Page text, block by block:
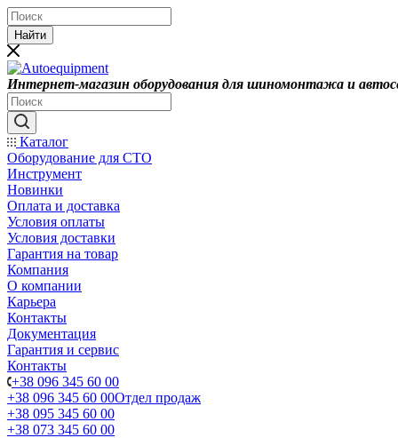
Найти
Интернет-магазин оборудования для шиномонтажа и
Каталог
Оборудование для СТО
Инструмент
Новинки
Оплата и доставка
Условия оплаты
Условия доставки
Гарантия на товар
Компания
О компании
Карьера
Контакты
Документация
Гарантия и сервис
Контакты
+38 096 345 60 00
+38 096 345 60 00Отдел продаж
+38 095 345 60 00
+38 073 345 60 00